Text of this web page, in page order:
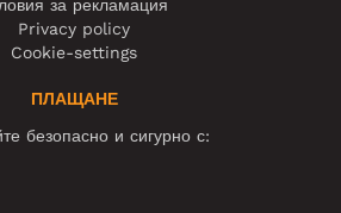
за рекламация
Privacy policy
Cookie-settings
ПЛАЩАНЕ
безопасно и сигурно с: